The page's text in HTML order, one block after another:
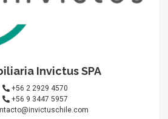
Invictus SPA
+56 2 2929 4570
+56 9 3447 5957